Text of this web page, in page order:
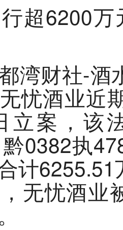
超6200
湾财社-酒
忧酒业近
立案，该
黔0382执
计
无忧酒业